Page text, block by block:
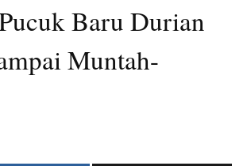
Baru Durian
Muntah-